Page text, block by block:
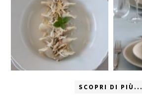
SCOPRI DI PIÙ...